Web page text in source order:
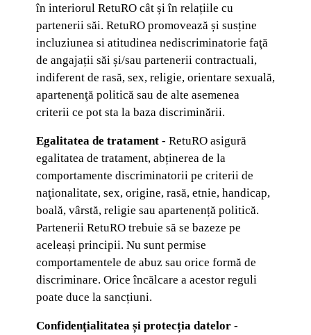
în interiorul RetuRO cât și în relațiile cu
partenerii săi. RetuRO promovează și susține
incluziunea si atitudinea nediscriminatorie faţă
de angajații săi și/sau partenerii contractuali,
indiferent de rasă, sex, religie, orientare sexuală,
apartenenţă politică sau de alte asemenea
criterii ce pot sta la baza discriminării.
Egalitatea de tratament - RetuRO asigură
egalitatea de tratament, abținerea de la
comportamente discriminatorii pe criterii de
naţionalitate, sex, origine, rasă, etnie, handicap,
boală, vârstă, religie sau apartenență politică.
Partenerii RetuRO trebuie să se bazeze pe
aceleași principii. Nu sunt permise
comportamentele de abuz sau orice formă de
discriminare. Orice încălcare a acestor reguli
poate duce la sancțiuni.
Confidenţialitatea și protecția datelor -